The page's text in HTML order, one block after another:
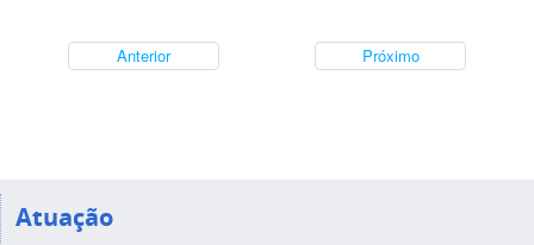
Anterior Próximo
Atuação